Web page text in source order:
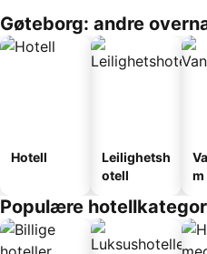
Gøteborg: andre
Hotell
Leilighetsh
otell
m
Populære